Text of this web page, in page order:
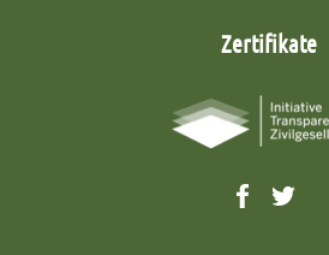
Zertifikate